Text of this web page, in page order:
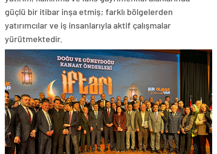
güçlü bir itibar inşa etmiş; farklı bölgelerden
yatırımcılar ve iş insanlarıyla aktif çalışmalar
yürütmektedir.